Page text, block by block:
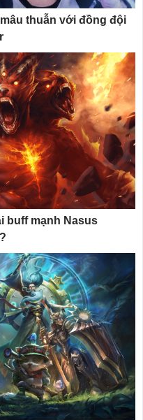
thuẫn với đồng đội
buff mạnh Nasus